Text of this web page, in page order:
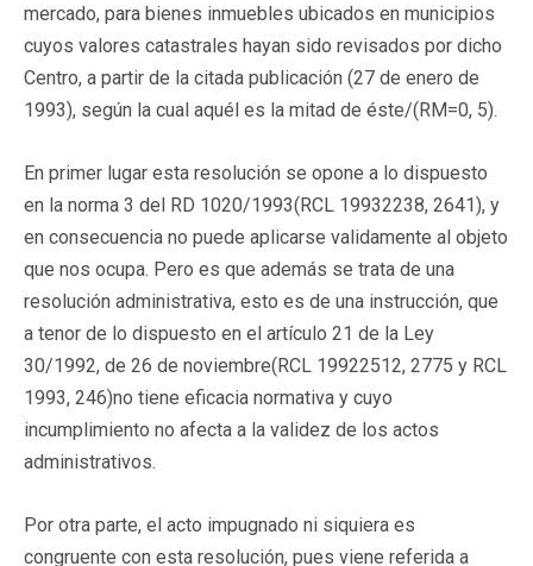
mercado, para bienes inmuebles ubicados en municipios
cuyos valores catastrales hayan sido revisados por dicho
Centro, a partir de la citada publicación (27 de enero de
1993), según la cual aquél es la mitad de éste/(RM=0, 5).
En primer lugar esta resolución se opone a lo dispuesto
en la norma 3 del RD 1020/1993(RCL 19932238, 2641), y
en consecuencia no puede aplicarse validamente al objeto
que nos ocupa. Pero es que además se trata de una
resolución administrativa, esto es de una instrucción, que
a tenor de lo dispuesto en el artículo 21 de la Ley
30/1992, de 26 de noviembre(RCL 19922512, 2775 y RCL
1993, 246)no tiene eficacia normativa y cuyo
incumplimiento no afecta a la validez de los actos
administrativos.
Por otra parte, el acto impugnado ni siquiera es
congruente con esta resolución, pues viene referida a